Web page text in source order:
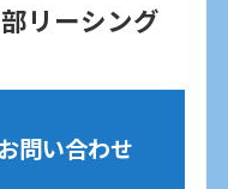
リーシング
問い合わせ